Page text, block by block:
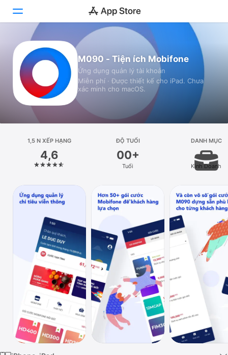
Hôm nay
Trò chơi
Ứng dụng
Tìm kiếm
Nền tảng
iPhone
iPad
Máy Mac
M090 - Tiện ích Mobifone
Ứng dụng quản lý tài khoản
Miễn phí · Được thiết kế cho iPad. Chưa
xác minh cho macOS.
1,5 N XẾP HẠNG
4,6
ĐỘ TUỔI
00+
Tuổi
DANH MỤC
Kinh Doanh